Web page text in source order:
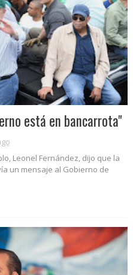
está en bancarrota"
Leonel Fernández, dijo que la
un mensaje al Gobierno de